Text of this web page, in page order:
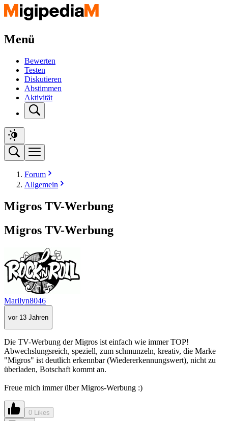
Menü
Bewerten
Testen
Diskutieren
Abstimmen
Aktivität
Forum
Allgemein
Migros TV-Werbung
Migros TV-Werbung
Marilyn8046
vor 13 Jahren
Die TV-Werbung der Migros ist einfach wie immer TOP!
Abwechslungsreich, speziell, zum schmunzeln, kreativ, die Marke
"Migros" ist deutlich erkennbar (Wiedererkennungswert), nicht zu
überladen, Botschaft kommt an.
Freue mich immer über Migros-Werbung :)
0 Likes